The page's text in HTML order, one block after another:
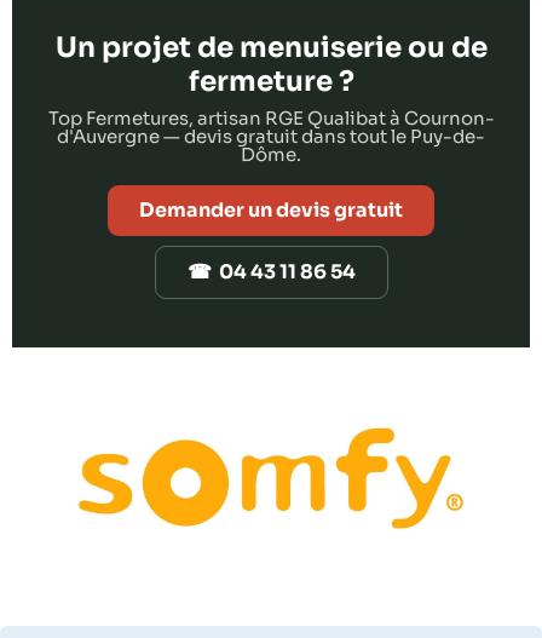
Un projet de menuiserie ou de
fermeture ?
Top Fermetures, artisan RGE Qualibat à Cournon-
d'Auvergne — devis gratuit dans tout le Puy-de-
Dôme.
Demander un devis gratuit
☎ 04 43 11 86 54